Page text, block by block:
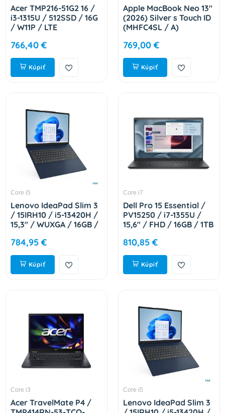
Acer TMP216-51G2 16 /
i3-1315U / 512SSD / 16G
/ W11P / LTE
766,40 €
Kúpiť
Apple MacBook Neo 13"
(2026) Silver s Touch ID
(MHFC4SL / A)
769,00 €
Kúpiť
Core i5
Lenovo IdeaPad Slim 3
/ 15IRH10 / i5-13420H /
15,3" / WUXGA / 16GB /
/ Blue / 2R 83K10066CK
784,95 €
Kúpiť
Core i7
Dell Pro 15 Essential /
PV15250 / i7-1355U /
15,6" / FHD / 16GB / 1TB
Black / 3R NBD 59Y3R
810,85 €
Kúpiť
Core i3
Acer TravelMate P4 /
Core i5
Lenovo IdeaPad Slim 3